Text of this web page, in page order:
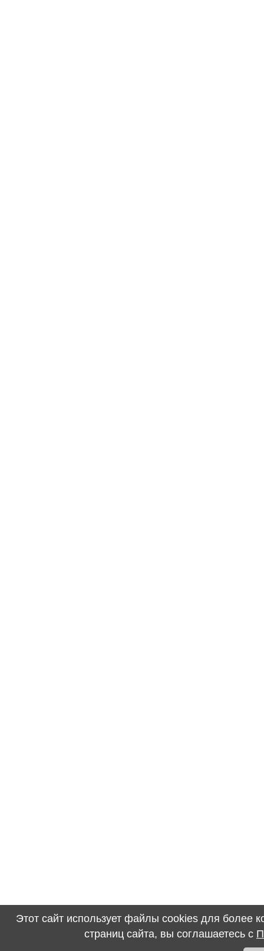
Этот сайт использует файлы cookies для более
страниц сайта, вы соглашаетесь с